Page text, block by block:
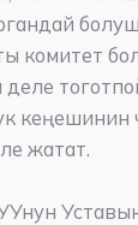
комитет
кеңешинин
жатат.